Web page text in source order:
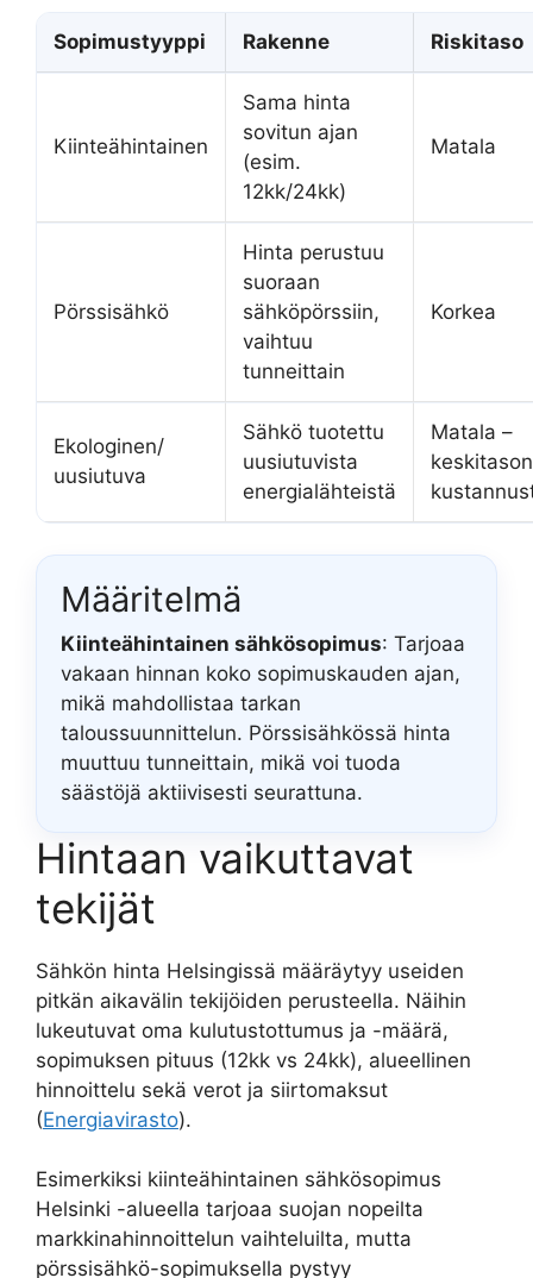
Sopimustyyppi Rakenne Riskitaso
Kiinteähintainen
Sama hinta
sovitun ajan
(esim.
12kk/24kk)
Matala
Pörssisähkö
Hinta perustuu
suoraan
sähköpörssiin,
vaihtuu
tunneittain
Korkea
Ekologinen/
uusiutuva
Sähkö tuotettu
uusiutuvista
energialähteistä
Matala –
keskitason
Määritelmä
Kiinteähintainen sähkösopimus: Tarjoaa
vakaan hinnan koko sopimuskauden ajan,
mikä mahdollistaa tarkan
taloussuunnittelun. Pörssisähkössä hinta
muuttuu tunneittain, mikä voi tuoda
säästöjä aktiivisesti seurattuna.
Hintaan vaikuttavat
tekijät
Sähkön hinta Helsingissä määräytyy useiden
pitkän aikavälin tekijöiden perusteella. Näihin
lukeutuvat oma kulutustottumus ja -määrä,
sopimuksen pituus (12kk vs 24kk), alueellinen
hinnoittelu sekä verot ja siirtomaksut
(Energiavirasto).
Esimerkiksi kiinteähintainen sähkösopimus
Helsinki -alueella tarjoaa suojan nopeilta
markkinahinnoittelun vaihteluilta, mutta
pörssisähkö-sopimuksella pystyy